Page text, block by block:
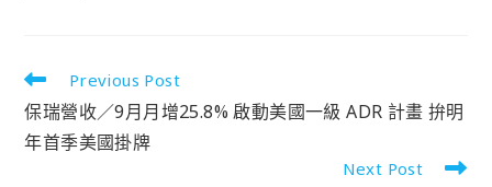
Previous Post
保瑞營收／9月月增25.8% 啟動美國一級 ADR 計畫 拚明
年首季美國掛牌
Next Post